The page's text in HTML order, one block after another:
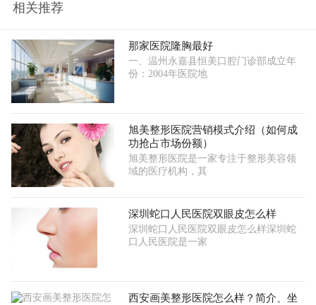
相关推荐
那家医院隆胸最好
一、温州永嘉县恒美口腔门诊部成立年
份：2004年医院地
旭美整形医院营销模式介绍（如何成
功抢占市场份额）
旭美整形医院是一家专注于整形美容领
域的医疗机构，其
深圳蛇口人民医院双眼皮怎么样
深圳蛇口人民医院双眼皮怎么样深圳蛇
口人民医院是一家
西安画美整形医院怎么样？简介、坐